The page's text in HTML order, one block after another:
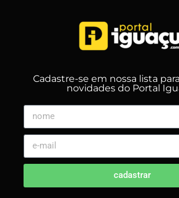
Cadastre-se em nossa lista
novidades do Portal
cadastrar